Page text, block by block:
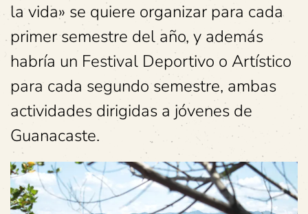
la vida» se quiere organizar para cada
primer semestre del año, y además
habría un Festival Deportivo o Artístico
para cada segundo semestre, ambas
actividades dirigidas a jóvenes de
Guanacaste.